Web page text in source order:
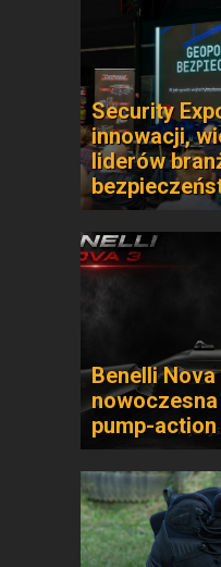
Security
innowacji,
liderów
Benelli
pump-action